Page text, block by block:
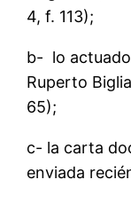
4, f. 113);
b- lo
Ruperto
65);
c- la carta
enviada